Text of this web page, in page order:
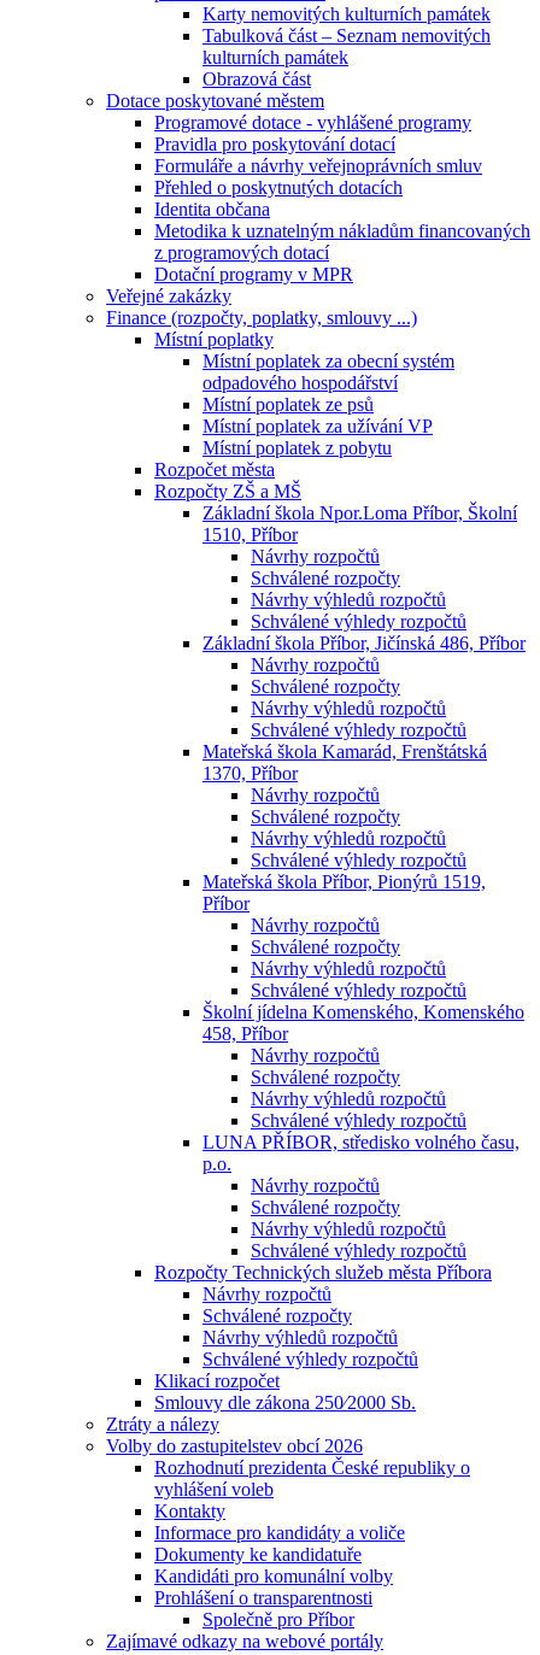
Karty nemovitých kulturních památek
Tabulková část – Seznam nemovitých
kulturních památek
Obrazová část
Dotace poskytované městem
Programové dotace - vyhlášené programy
Pravidla pro poskytování dotací
Formuláře a návrhy veřejnoprávních smluv
Přehled o poskytnutých dotacích
Identita občana
Metodika k uznatelným nákladům financovaných
z programových dotací
Dotační programy v MPR
Veřejné zakázky
Finance (rozpočty, poplatky, smlouvy ...)
Místní poplatky
Místní poplatek za obecní systém
odpadového hospodářství
Místní poplatek ze psů
Místní poplatek za užívání VP
Místní poplatek z pobytu
Rozpočet města
Rozpočty ZŠ a MŠ
Základní škola Npor.Loma Příbor, Školní
1510, Příbor
Návrhy rozpočtů
Schválené rozpočty
Návrhy výhledů rozpočtů
Schválené výhledy rozpočtů
Základní škola Příbor, Jičínská 486, Příbor
Návrhy rozpočtů
Schválené rozpočty
Návrhy výhledů rozpočtů
Schválené výhledy rozpočtů
Mateřská škola Kamarád, Frenštátská
1370, Příbor
Návrhy rozpočtů
Schválené rozpočty
Návrhy výhledů rozpočtů
Schválené výhledy rozpočtů
Mateřská škola Příbor, Pionýrů 1519,
Příbor
Návrhy rozpočtů
Schválené rozpočty
Návrhy výhledů rozpočtů
Schválené výhledy rozpočtů
Školní jídelna Komenského, Komenského
458, Příbor
Návrhy rozpočtů
Schválené rozpočty
Návrhy výhledů rozpočtů
Schválené výhledy rozpočtů
LUNA PŘÍBOR, středisko volného času,
p.o.
Návrhy rozpočtů
Schválené rozpočty
Návrhy výhledů rozpočtů
Schválené výhledy rozpočtů
Rozpočty Technických služeb města Příbora
Návrhy rozpočtů
Schválené rozpočty
Návrhy výhledů rozpočtů
Schválené výhledy rozpočtů
Klikací rozpočet
Smlouvy dle zákona 250⁄2000 Sb.
Ztráty a nálezy
Volby do zastupitelstev obcí 2026
Rozhodnutí prezidenta České republiky o
vyhlášení voleb
Kontakty
Informace pro kandidáty a voliče
Dokumenty ke kandidatuře
Kandidáti pro komunální volby
Prohlášení o transparentnosti
Společně pro Příbor
Zajímavé odkazy na webové portály